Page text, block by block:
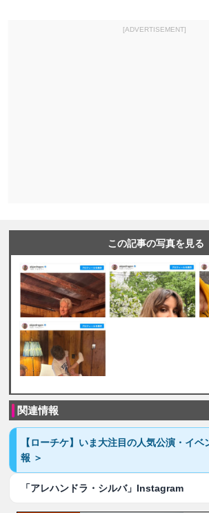
[ADVERTISEMENT]
この記事の写真を見る
関連情報
【ローチケ】いま大注目の人気公演・イ
報 ＞
「アレハンドラ・シルバ」Instagram